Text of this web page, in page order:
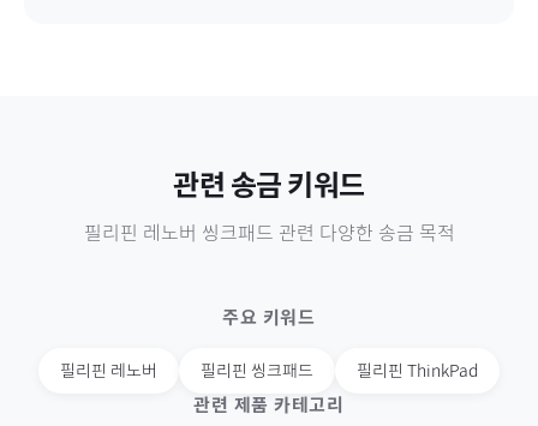
관련 송금 키워드
필리핀 레노버 씽크패드 관련 다양한 송금 목적
주요 키워드
필리핀 레노버 필리핀 씽크패드 필리핀 ThinkPad
관련 제품 카테고리